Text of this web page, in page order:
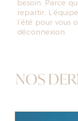
besoin. Parce
repartir.
l’été pour vous
déconnexion.
NOS